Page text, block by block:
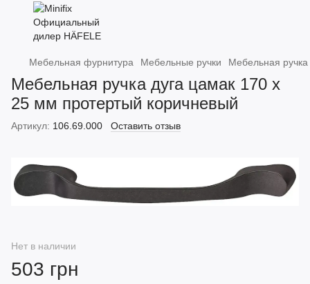
Мебельная фурнитура Мебельные ручки Мебельная
Мебельная ручка дуга цамак 170 х
25 мм протертый коричневый
Артикул: 106.69.000 Оставить отзыв
Нет в наличии
503 грн